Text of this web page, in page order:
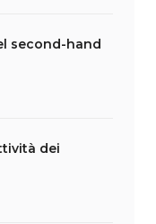
second-hand
dei